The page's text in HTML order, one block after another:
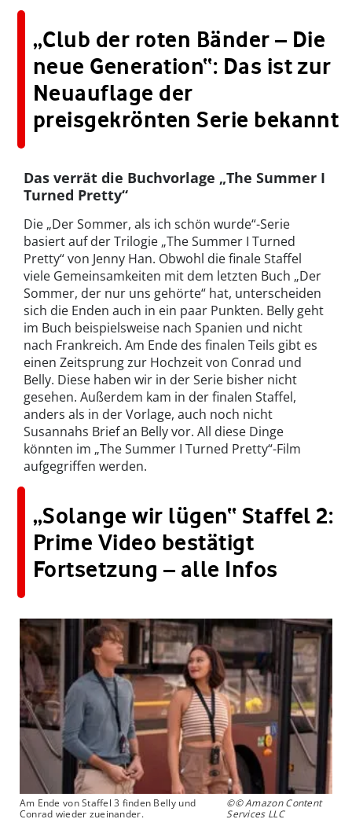
„Club der roten Bänder – Die
neue Generation“: Das ist zur
Neuauflage der
preisgekrönten Serie bekannt
Das verrät die Buchvorlage „The Summer I
Turned Pretty“
Die „Der Sommer, als ich schön wurde“-Serie
basiert auf der Trilogie „The Summer I Turned
Pretty“ von Jenny Han. Obwohl die finale Staffel
viele Gemeinsamkeiten mit dem letzten Buch „Der
Sommer, der nur uns gehörte“ hat, unterscheiden
sich die Enden auch in ein paar Punkten. Belly geht
im Buch beispielsweise nach Spanien und nicht
nach Frankreich. Am Ende des finalen Teils gibt es
einen Zeitsprung zur Hochzeit von Conrad und
Belly. Diese haben wir in der Serie bisher nicht
gesehen. Außerdem kam in der finalen Staffel,
anders als in der Vorlage, auch noch nicht
Susannahs Brief an Belly vor. All diese Dinge
könnten im „The Summer I Turned Pretty“-Film
aufgegriffen werden.
„Solange wir lügen“ Staffel 2:
Prime Video bestätigt
Fortsetzung – alle Infos
Am Ende von Staffel 3 finden Belly und
Conrad wieder zueinander.
©© Amazon Content
Services LLC